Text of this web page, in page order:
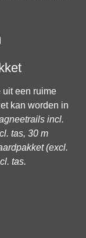
uit een ruime
kan worden in
incl.
tas, 30 m
(excl.
tas.